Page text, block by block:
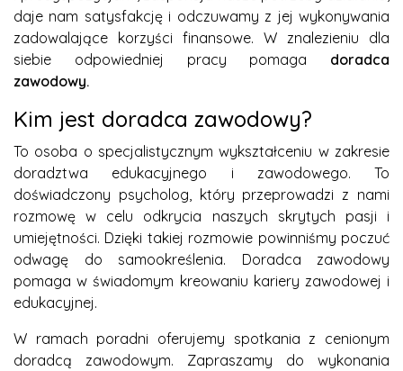
daje nam satysfakcję i odczuwamy z jej wykonywania
zadowalające korzyści finansowe. W znalezieniu dla
siebie odpowiedniej pracy pomaga doradca
zawodowy.
Kim jest doradca zawodowy?
To osoba o specjalistycznym wykształceniu w zakresie
doradztwa edukacyjnego i zawodowego. To
doświadczony psycholog, który przeprowadzi z nami
rozmowę w celu odkrycia naszych skrytych pasji i
umiejętności. Dzięki takiej rozmowie powinniśmy poczuć
odwagę do samookreślenia. Doradca zawodowy
pomaga w świadomym kreowaniu kariery zawodowej i
edukacyjnej.
W ramach poradni oferujemy spotkania z cenionym
doradcą zawodowym. Zapraszamy do wykonania